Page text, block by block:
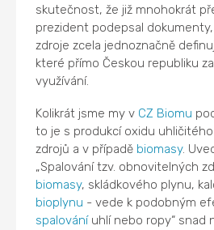
skutečnost, že již mnohokrát
prezident podepsal
zdroje zcela jednoznačně
které přímo Českou republiku
využívání.
Kolikrát jsme my v CZ Biomu
to je s produkcí oxidu
zdrojů a v případě biomasy.
„Spalování tzv. obnovitelných
biomasy, skládkového plynu,
bioplynu - vede k podobným
spalováníuhlí nebo ropy“ snad